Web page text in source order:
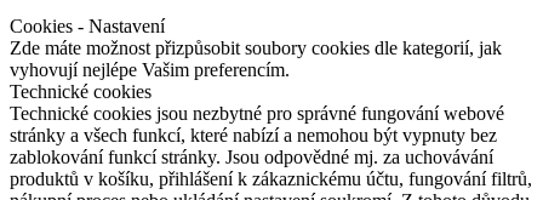
Cookies - Nastavení
Zde máte možnost přizpůsobit soubory cookies dle kategorií, jak
vyhovují nejlépe Vašim preferencím.
Technické cookies
Technické cookies jsou nezbytné pro správné fungování webové
stránky a všech funkcí, které nabízí a nemohou být vypnuty bez
zablokování funkcí stránky. Jsou odpovědné mj. za uchovávání
produktů v košíku, přihlášení k zákaznickému účtu, fungování filtrů,